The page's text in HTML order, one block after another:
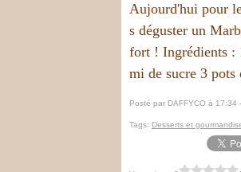
Aujourd'hui pour
s déguster un
fort ! Ingrédients :
mi de sucre 3 pots
Posté par DAFFYCO à 17:34 -
Tags: Desserts et